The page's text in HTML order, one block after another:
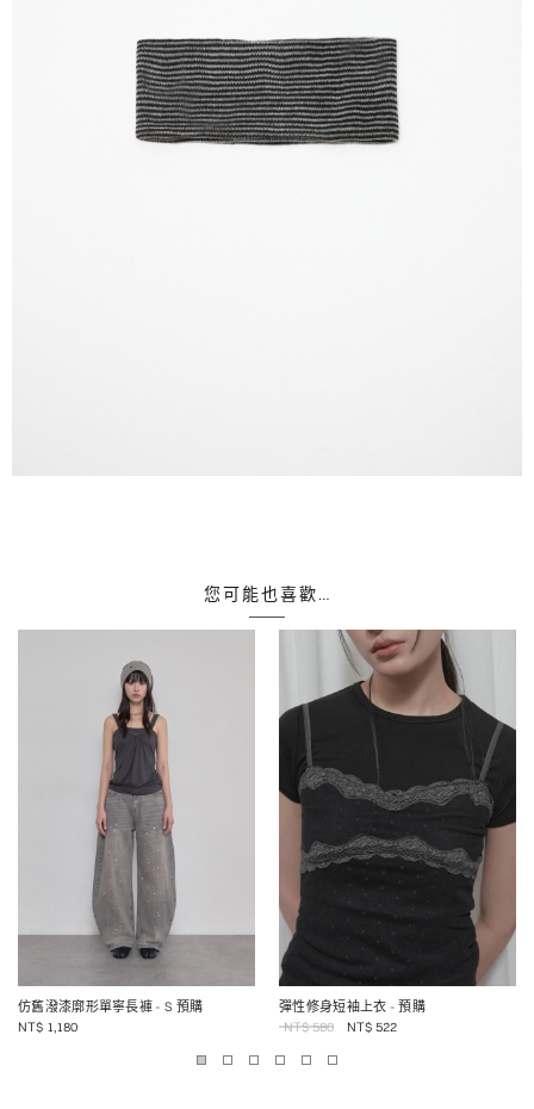
您可能也喜歡…
仿舊潑漆廓形單寧長褲 - S 預購
NT$ 1,180
彈性修身短袖上衣 - 預購
NT$ 580 NT$ 522